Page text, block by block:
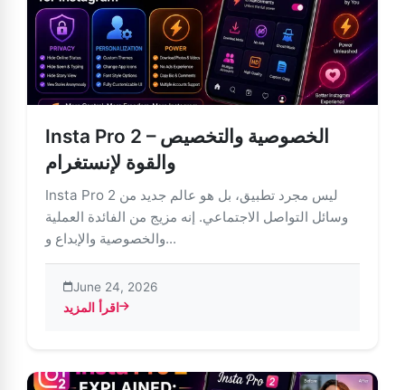
Insta Pro 2 – الخصوصية والتخصيص
والقوة لإنستغرام
Insta Pro 2 ليس مجرد تطبيق، بل هو عالم جديد من
وسائل التواصل الاجتماعي. إنه مزيج من الفائدة العملية
والخصوصية والإبداع و...
June 24, 2026
اقرأ المزيد